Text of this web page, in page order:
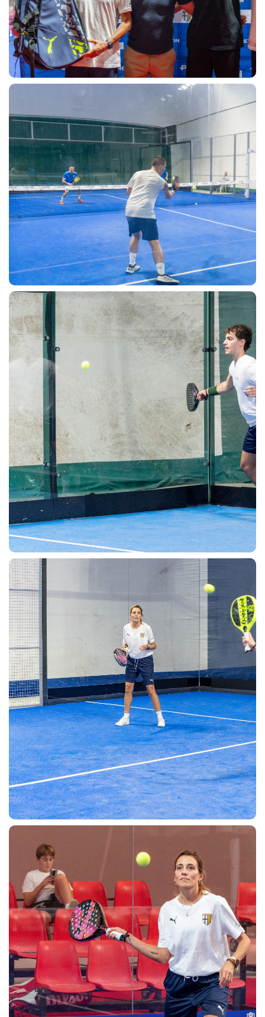
CERCA
sempre abilitati
abilitato
ACCETTA E SALVA